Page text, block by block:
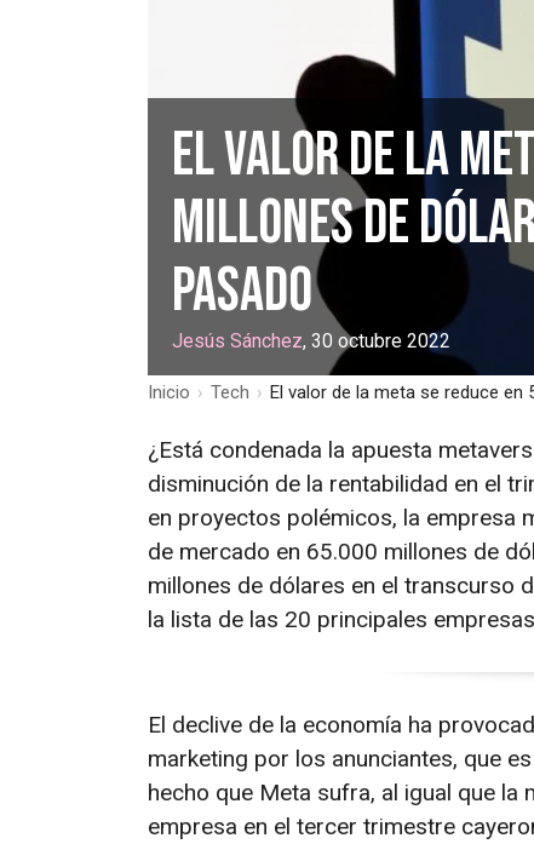
El valor de la
millones de
pasado
Jesús Sánchez, 30 octubre 2022
Inicio › Tech › El valor de la meta se reduce
¿Está condenada la apuesta
disminución de la rentabilidad en el
en proyectos polémicos, la empresa
de mercado en 65.000 millones de
millones de dólares en el transcurso
la lista de las 20 principales
El declive de la economía ha
marketing por los anunciantes, que
hecho que Meta sufra, al igual que
empresa en el tercer trimestre